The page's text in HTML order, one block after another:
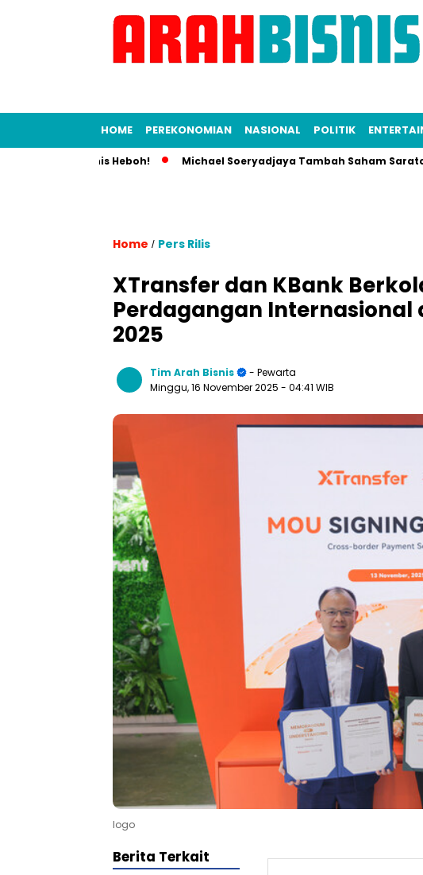
HOME PEREKONOMIAN NASIONAL POLITIK
Bisnis Heboh! Michael Soeryadjaya Tambah Saham Saratoga,
Home / Pers Rilis
XTransfer dan KBank
Perdagangan Internasional
2025
Tim Arah Bisnis
- Pewarta
Minggu, 16 November 2025 - 04:41 WIB
logo
Berita Terkait